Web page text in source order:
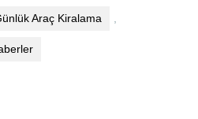
Araç Kiralama ,